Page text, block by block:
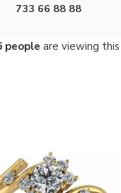
733 66 88 88
people are viewing